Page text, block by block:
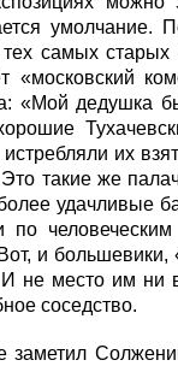
умолчание.
самых
«Мой дедушка
их
такие же
удачливые
и
не место им ни
соседство.